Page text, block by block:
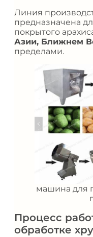
Линия
предназначена
покрытого
Азии, Ближнем
пределами.
машина для
Процесс
обработке